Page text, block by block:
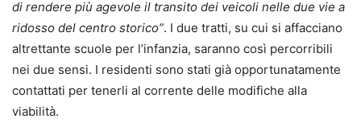
di rendere più agevole il transito dei veicoli nelle due vie a
ridosso del centro storico”. I due tratti, su cui si affacciano
altrettante scuole per l’infanzia, saranno così percorribili
nei due sensi. I residenti sono stati già opportunatamente
contattati per tenerli al corrente delle modifiche alla
viabilità.